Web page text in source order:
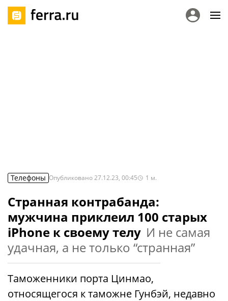
Телефоны Опубликовано27.12.23, 00:45 1 м.
Странная контрабанда:
мужчина приклеил 100 старых
iPhone к своему телу И не самая
удачная, а не только “странная”
Таможенники порта Цинмао,
относящегося к таможне Гунбэй, недавно